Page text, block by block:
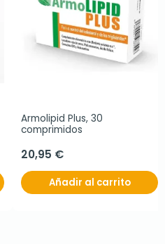
Armolipid Plus, 30
comprimidos
20,95 €
Añadir al carrito